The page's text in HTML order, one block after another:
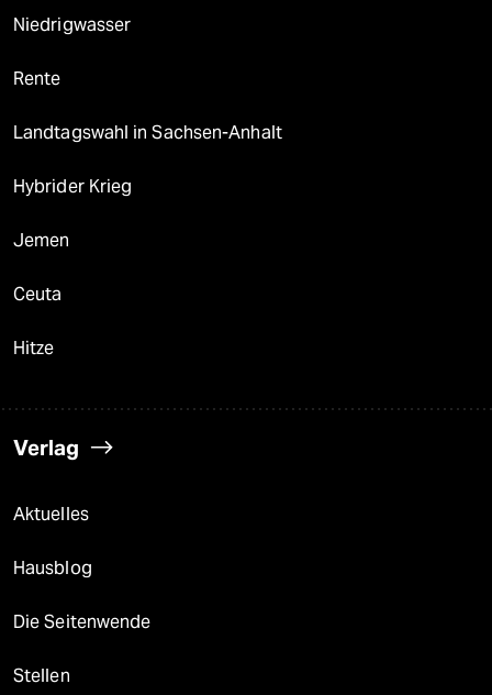
Niedrigwasser
Rente
Landtagswahl in Sachsen-Anhalt
Hybrider Krieg
Jemen
Ceuta
Hitze
Verlag
Aktuelles
Hausblog
Die Seitenwende
Stellen